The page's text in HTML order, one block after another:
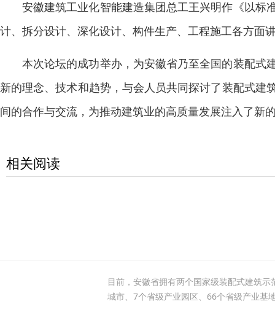
安徽建筑工业化智能建造集团总工王兴明作《以标
计、拆分设计、深化设计、构件生产、工程施工各方面
本次论坛的成功举办，为安徽省乃至全国的装配式
新的理念、技术和趋势，与会人员共同探讨了装配式
间的合作与交流，为推动建筑业的高质量发展注入了新
相关阅读
目前，安徽省拥有两个国家级装配式建筑
城市、7个省级产业园区、66个省级产业基